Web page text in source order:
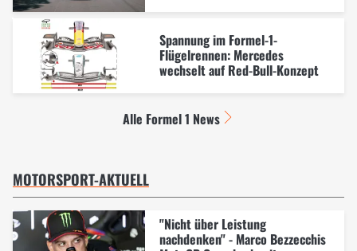
Spannung im Formel-1-
Flügelrennen: Mercedes
wechselt auf Red-Bull-Konzept
Alle Formel 1 News
MOTORSPORT-AKTUELL
"Nicht über Leistung
nachdenken" - Marco Bezzecchis